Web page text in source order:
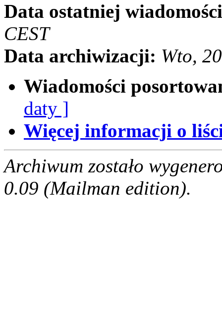
Data ostatniej
CEST
Data archiwizacji: Wto,
Wiadomości
daty ]
Więcej informacji o
Archiwum zostało
0.09 (Mailman edition).